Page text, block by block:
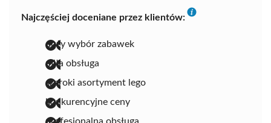
Najczęściej doceniane przez klientów:
duży wybór zabawek
miła obsługa
szeroki asortyment lego
konkurencyjne ceny